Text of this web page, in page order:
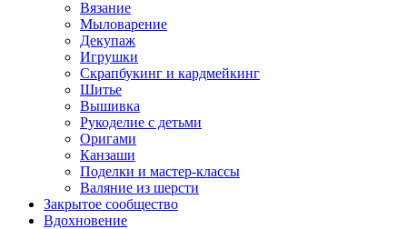
Вязание
Мыловарение
Декупаж
Игрушки
Скрапбукинг и кардмейкинг
Шитье
Вышивка
Рукоделие с детьми
Оригами
Канзаши
Поделки и мастер-классы
Валяние из шерсти
Закрытое сообщество
Вдохновение